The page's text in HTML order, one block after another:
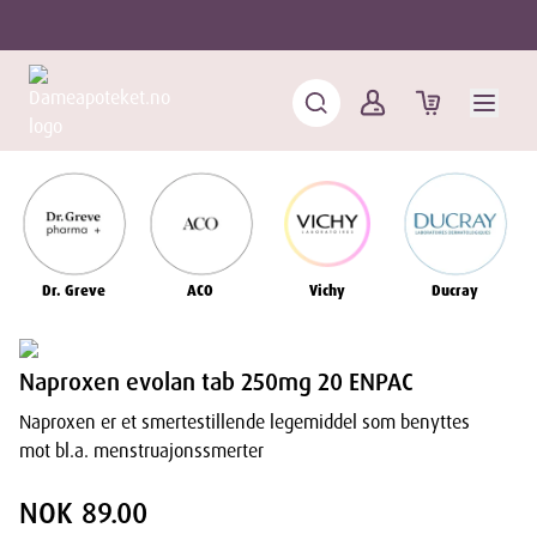
Dr. Greve ACO Vichy Ducray
Naproxen evolan tab 250mg 20 ENPAC
Naproxen er et smertestillende legemiddel som benyttes
mot bl.a. menstruajonssmerter
NOK 89.00